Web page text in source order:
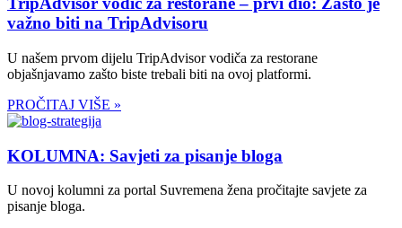
važno biti na TripAdvisoru
U našem prvom dijelu TripAdvisor vodiča za restorane
objašnjavamo zašto biste trebali biti na ovoj platformi.
PROČITAJ VIŠE »
KOLUMNA: Savjeti za pisanje bloga
U novoj kolumni za portal Suvremena žena pročitajte savjete za
pisanje bloga.